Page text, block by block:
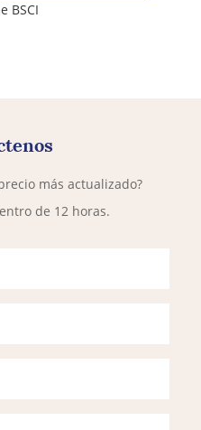
BSCI
más actualizado?
de 12 horas.